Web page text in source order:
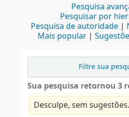
Pesquisa
Pesquisar por
Pesquisa de autoridade
Mais popular
Filtre sua
Sua pesquisa retornou 3
Desculpe, sem sugestões.